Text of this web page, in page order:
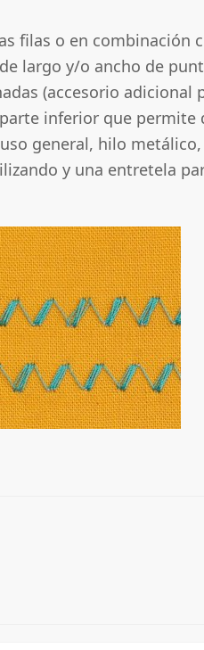
filas o en combinación
largo y/o ancho de
(accesorio adicional
inferior que
general, hilo
y una entretela